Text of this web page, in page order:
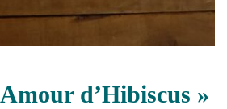
d’Hibiscus »